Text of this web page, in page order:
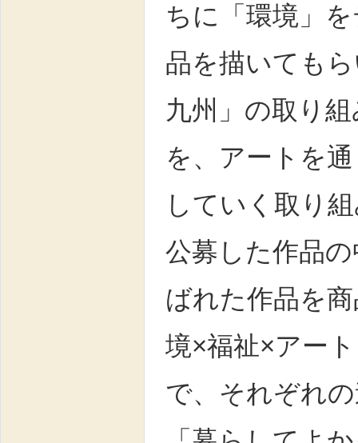
ちに「環境」
品を描いても
九州」の取り
を、アートを
していく取り
公募した作品
ばれた作品を
境×福祉×アー
で、それぞれ